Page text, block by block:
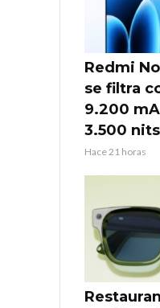
Redmi
se filtra
9.200
3.500 nits
Hace 21 horas